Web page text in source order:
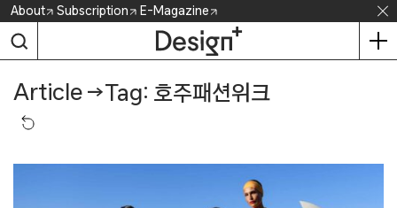
Skip
content
About Subscription E-Magazine
Article →Tag: 호주패션위크